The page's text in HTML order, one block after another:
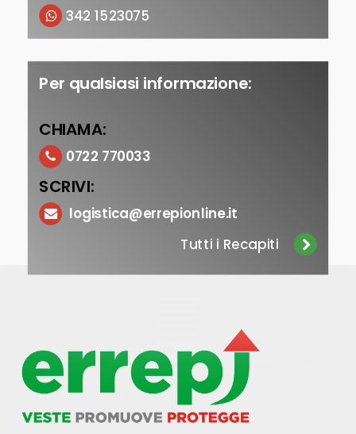
342 1523075
Per qualsiasi informazione:
CHIAMA:
0722 770033
SCRIVI:
logistica@errepionline.it
Tutti i Recapiti